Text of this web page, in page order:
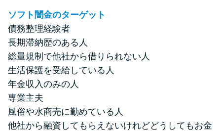
ソフト闇金のターゲット
債務整理経験者
長期滞納歴のある人
総量規制で他社から借りられない人
生活保護を受給している人
年金収入のみの人
専業主夫
風俗や水商売に勤めている人
他社から融資してもらえないけれどどうしてもお金